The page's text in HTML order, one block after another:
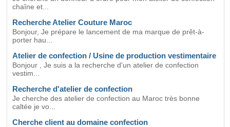
chaîne et...
Recherche Atelier Couture Maroc
Bonjour, Je prépare le lancement de ma marque de prêt-à-
porter hau...
Atelier de confection / Usine de production vestimentaire
Bonjour , Je suis a la recherche d'un atelier de confection
vestim...
Recherche d'atelier de confection
Je cherche des atelier de confection au Maroc très bonne
caltée je vo...
Cherche client au domaine confection